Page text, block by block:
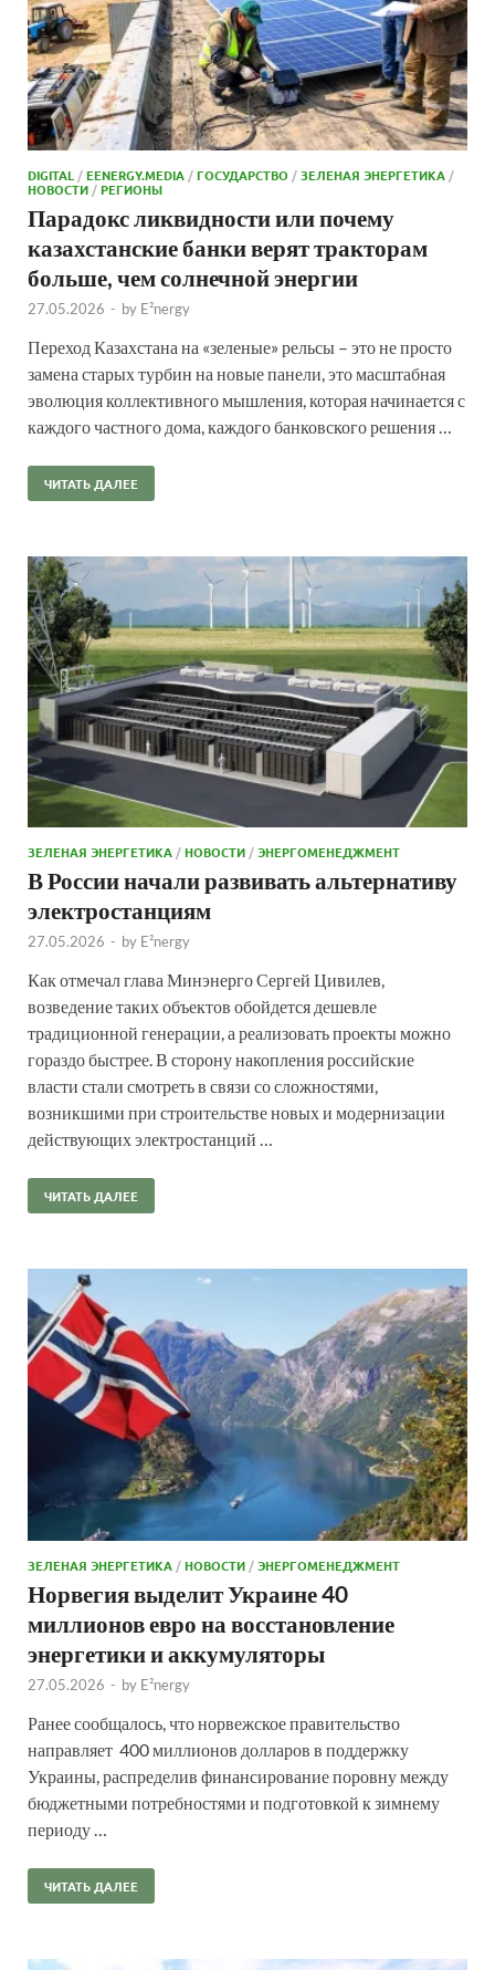
DIGITAL /EENERGY.MEDIA /ГОСУДАРСТВО /ЗЕЛЕНАЯ ЭНЕРГЕТИКА /
НОВОСТИ /РЕГИОНЫ
Парадокс ликвидности или почему
казахстанские банки верят тракторам
больше, чем солнечной энергии
27.05.2026 - by E²nergy
Переход Казахстана на «зеленые» рельсы – это не просто
замена старых турбин на новые панели, это масштабная
эволюция коллективного мышления, которая начинается с
каждого частного дома, каждого банковского решения …
ЧИТАТЬ ДАЛЕЕ
ЗЕЛЕНАЯ ЭНЕРГЕТИКА/НОВОСТИ/ЭНЕРГОМЕНЕДЖМЕНТ
В России начали развивать альтернативу
электростанциям
27.05.2026 - by E²nergy
Как отмечал глава Минэнерго Сергей Цивилев,
возведение таких объектов обойдется дешевле
традиционной генерации, а реализовать проекты можно
гораздо быстрее. В сторону накопления российские
власти стали смотреть в связи со сложностями,
возникшими при строительстве новых и модернизации
действующих электростанций …
ЧИТАТЬ ДАЛЕЕ
ЗЕЛЕНАЯ ЭНЕРГЕТИКА/НОВОСТИ/ЭНЕРГОМЕНЕДЖМЕНТ
Норвегия выделит Украине 40
миллионов евро на восстановление
энергетики и аккумуляторы
27.05.2026 - by E²nergy
Ранее сообщалось, что норвежское правительство
направляет 400 миллионов долларов в поддержку
Украины, распределив финансирование поровну между
бюджетными потребностями и подготовкой к зимнему
периоду …
ЧИТАТЬ ДАЛЕЕ